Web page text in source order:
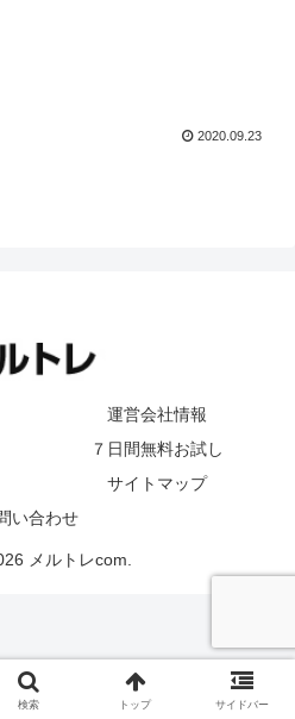
2020.09.23
運営会社情報
７日間無料お試し
サイトマップ
い合わせ
メルトレcom.
検索 トップ サイドバー